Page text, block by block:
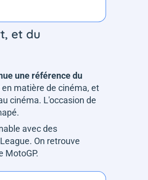
et du
une référence du
matière de cinéma, et
cinéma. L'occasion de
avec des
On retrouve
MotoGP.